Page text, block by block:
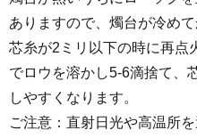
ありますので、燭台が冷めて
芯糸が2ミリ以下の時に再点
でロウを溶かし5-6滴捨て、
しやすくなります。
ご注意：直射日光や高温所